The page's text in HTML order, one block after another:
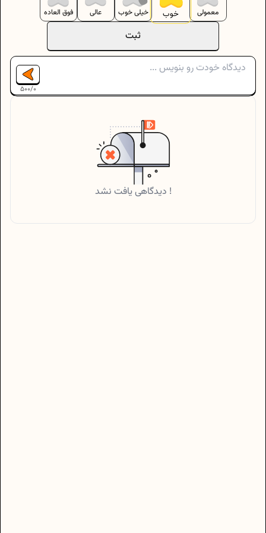
ثبت
معمولی خوب خیلی خوب عالی فوق العاده
500/0
دیدگاهی یافت نشد !